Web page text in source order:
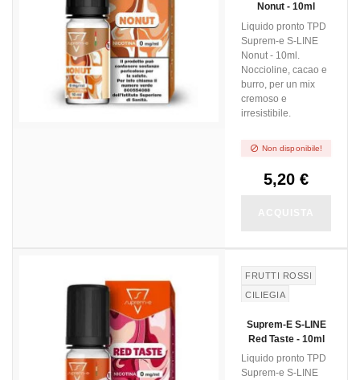
Nonut - 10ml
Liquido pronto TPD
Suprem-e S-LINE
Nonut - 10ml.
Noccioline, cacao e
burro, per un mix
cremoso e
irresistibile.
 Non disponibile!
5,20 €
FRUTTI ROSSI
CILIEGIA
Suprem-E S-LINE
Red Taste - 10ml
Liquido pronto TPD
Suprem-e S-LINE